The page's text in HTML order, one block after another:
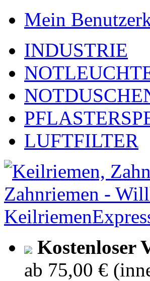
Mein
INDUSTRIE
LUFTFILTER
Kostenloser
ab 75,00 €